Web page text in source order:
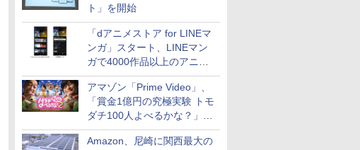
ト」を開始
「dアニメストア for LINEマ
ンガ」スタート、LINEマン
ガで4000作品以上のアニメ
見放題
アマゾン「Prime Video」、
「賞金1億円の究極実験 トモ
ダチ100人よべるかな？」シ
ーズン2の参加者公開
Amazon、尼崎に関西最大の